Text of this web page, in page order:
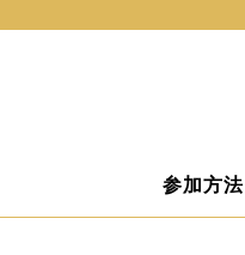
参加方法